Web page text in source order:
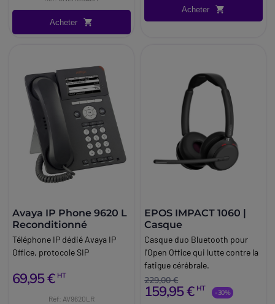
Acheter
Acheter
Avaya IP Phone 9620 L
Reconditionné
Téléphone IP dédié Avaya IP
Office, protocole SIP
69,95 € HT
Réf: AV9620LR
EPOS IMPACT 1060 |
Casque
Casque duo Bluetooth pour
l'Open Office qui lutte contre la
fatigue cérébrale.
229,00 €
159,95 € HT -30%